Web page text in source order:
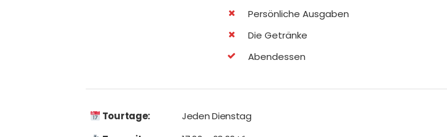
Persönliche Ausgaben
Die Getränke
Abendessen
Tourtage:
Jeden Dienstag